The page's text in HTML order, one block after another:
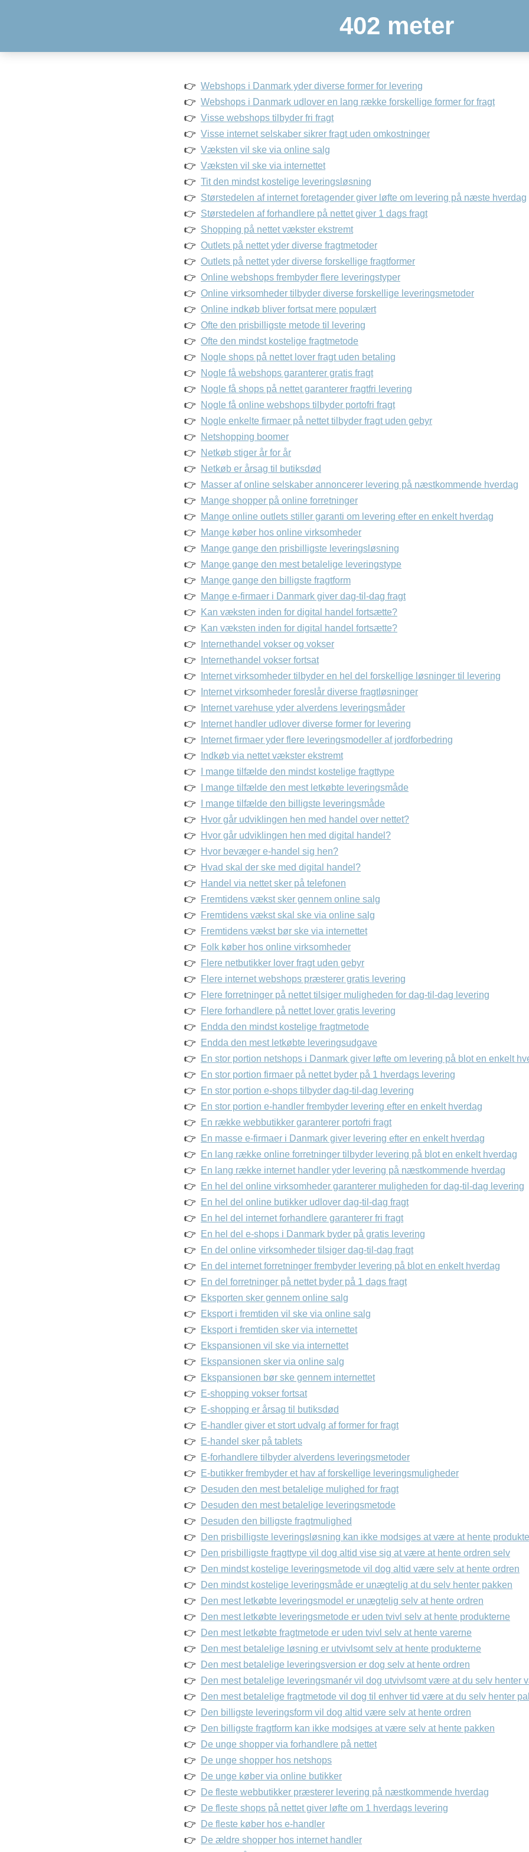
402 meter
Webshops i Danmark yder diverse former for levering
Webshops i Danmark udlover en lang række forskellige former for fragt
Visse webshops tilbyder fri fragt
Visse internet selskaber sikrer fragt uden omkostninger
Væksten vil ske via online salg
Væksten vil ske via internettet
Tit den mindst kostelige leveringsløsning
Størstedelen af internet foretagender giver løfte om levering på næste hverdag
Størstedelen af forhandlere på nettet giver 1 dags fragt
Shopping på nettet vækster ekstremt
Outlets på nettet yder diverse fragtmetoder
Outlets på nettet yder diverse forskellige fragtformer
Online webshops frembyder flere leveringstyper
Online virksomheder tilbyder diverse forskellige leveringsmetoder
Online indkøb bliver fortsat mere populært
Ofte den prisbilligste metode til levering
Ofte den mindst kostelige fragtmetode
Nogle shops på nettet lover fragt uden betaling
Nogle få webshops garanterer gratis fragt
Nogle få shops på nettet garanterer fragtfri levering
Nogle få online webshops tilbyder portofri fragt
Nogle enkelte firmaer på nettet tilbyder fragt uden gebyr
Netshopping boomer
Netkøb stiger år for år
Netkøb er årsag til butiksdød
Masser af online selskaber annoncerer levering på næstkommende hverdag
Mange shopper på online forretninger
Mange online outlets stiller garanti om levering efter en enkelt hverdag
Mange køber hos online virksomheder
Mange gange den prisbilligste leveringsløsning
Mange gange den mest betalelige leveringstype
Mange gange den billigste fragtform
Mange e-firmaer i Danmark giver dag-til-dag fragt
Kan væksten inden for digital handel fortsætte?
Kan væksten inden for digital handel fortsætte?
Internethandel vokser og vokser
Internethandel vokser fortsat
Internet virksomheder tilbyder en hel del forskellige løsninger til levering
Internet virksomheder foreslår diverse fragtløsninger
Internet varehuse yder alverdens leveringsmåder
Internet handler udlover diverse former for levering
Internet firmaer yder flere leveringsmodeller af jordforbedring
Indkøb via nettet vækster ekstremt
I mange tilfælde den mindst kostelige fragttype
I mange tilfælde den mest letkøbte leveringsmåde
I mange tilfælde den billigste leveringsmåde
Hvor går udviklingen hen med handel over nettet?
Hvor går udviklingen hen med digital handel?
Hvor bevæger e-handel sig hen?
Hvad skal der ske med digital handel?
Handel via nettet sker på telefonen
Fremtidens vækst sker gennem online salg
Fremtidens vækst skal ske via online salg
Fremtidens vækst bør ske via internettet
Folk køber hos online virksomheder
Flere netbutikker lover fragt uden gebyr
Flere internet webshops præsterer gratis levering
Flere forretninger på nettet tilsiger muligheden for dag-til-dag levering
Flere forhandlere på nettet lover gratis levering
Endda den mindst kostelige fragtmetode
Endda den mest letkøbte leveringsudgave
En stor portion netshops i Danmark giver løfte om levering på blot en enkelt
En stor portion firmaer på nettet byder på 1 hverdags levering
En stor portion e-shops tilbyder dag-til-dag levering
En stor portion e-handler frembyder levering efter en enkelt hverdag
En række webbutikker garanterer portofri fragt
En masse e-firmaer i Danmark giver levering efter en enkelt hverdag
En lang række online forretninger tilbyder levering på blot en enkelt hverdag
En lang række internet handler yder levering på næstkommende hverdag
En hel del online virksomheder garanterer muligheden for dag-til-dag levering
En hel del online butikker udlover dag-til-dag fragt
En hel del internet forhandlere garanterer fri fragt
En hel del e-shops i Danmark byder på gratis levering
En del online virksomheder tilsiger dag-til-dag fragt
En del internet forretninger frembyder levering på blot en enkelt hverdag
En del forretninger på nettet byder på 1 dags fragt
Eksporten sker gennem online salg
Eksport i fremtiden vil ske via online salg
Eksport i fremtiden sker via internettet
Ekspansionen vil ske via internettet
Ekspansionen sker via online salg
Ekspansionen bør ske gennem internettet
E-shopping vokser fortsat
E-shopping er årsag til butiksdød
E-handler giver et stort udvalg af former for fragt
E-handel sker på tablets
E-forhandlere tilbyder alverdens leveringsmetoder
E-butikker frembyder et hav af forskellige leveringsmuligheder
Desuden den mest betalelige mulighed for fragt
Desuden den mest betalelige leveringsmetode
Desuden den billigste fragtmulighed
Den prisbilligste leveringsløsning kan ikke modsiges at være at hente
Den prisbilligste fragttype vil dog altid vise sig at være at hente ordren selv
Den mindst kostelige leveringsmetode vil dog altid være selv at hente ordren
Den mindst kostelige leveringsmåde er unægtelig at du selv henter pakken
Den mest letkøbte leveringsmodel er unægtelig selv at hente ordren
Den mest letkøbte leveringsmetode er uden tvivl selv at hente produkterne
Den mest letkøbte fragtmetode er uden tvivl selv at hente varerne
Den mest betalelige løsning er utvivlsomt selv at hente produkterne
Den mest betalelige leveringsversion er dog selv at hente ordren
Den mest betalelige leveringsmanér vil dog utvivlsomt være at du selv henter
Den mest betalelige fragtmetode vil dog til enhver tid være at du selv henter
Den billigste leveringsform vil dog altid være selv at hente ordren
Den billigste fragtform kan ikke modsiges at være selv at hente pakken
De unge shopper via forhandlere på nettet
De unge shopper hos netshops
De unge køber via online butikker
De fleste webbutikker præsterer levering på næstkommende hverdag
De fleste shops på nettet giver løfte om 1 hverdags levering
De fleste køber hos e-handler
De ældre shopper hos internet handler